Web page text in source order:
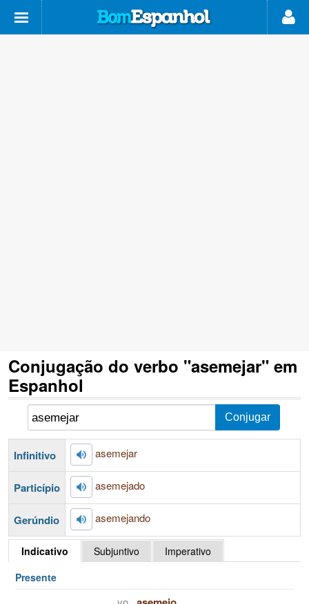
Conjugação do verbo "asemejar" em
Espanhol
Infinitivo asemejar
Particípio asemejado
Gerúndio asemejando
Indicativo Subjuntivo
Imperativo
Presente